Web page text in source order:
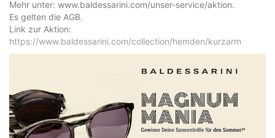
Mehr unter: www.baldessarini.com/unser-service/aktion.
Es gelten die AGB.
Link zur Aktion:
https://www.baldessarini.com/collection/hemden/kurzarm